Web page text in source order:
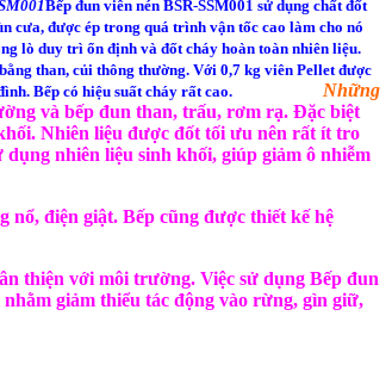
Bếp đun viên nén BSR-SSM001 sử dụng chất đốt
cưa, được ép trong quá trình vận tốc cao làm cho nó
lò duy trì ổn định và đốt cháy hoàn toàn nhiên liệu.
than, củi thông thường. Với 0,7 kg viên Pellet được
Bếp có hiệu suất cháy rất cao.
Những
và bếp đun than, trấu, rơm rạ. Đặc biệt
Nhiên liệu được đốt tối ưu nên rất ít tro
nhiên liệu sinh khối, giúp giảm ô nhiễm
nổ, điện giật. Bếp cũng được thiết kế hệ
thiện với môi trường. Việc sử dụng Bếp đun
giảm thiểu tác động vào rừng, gìn giữ,